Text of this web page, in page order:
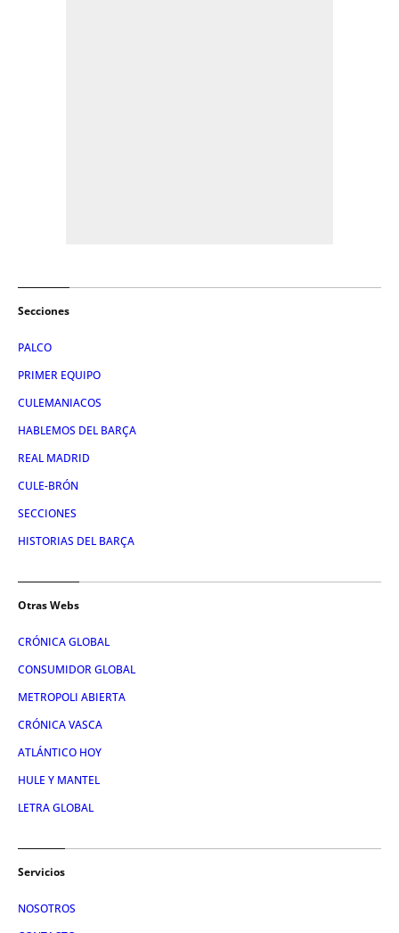
Secciones
PALCO
PRIMER EQUIPO
CULEMANIACOS
HABLEMOS DEL BARÇA
REAL MADRID
CULE-BRÓN
SECCIONES
HISTORIAS DEL BARÇA
Otras Webs
CRÓNICA GLOBAL
CONSUMIDOR GLOBAL
METROPOLI ABIERTA
CRÓNICA VASCA
ATLÁNTICO HOY
HULE Y MANTEL
LETRA GLOBAL
Servicios
NOSOTROS